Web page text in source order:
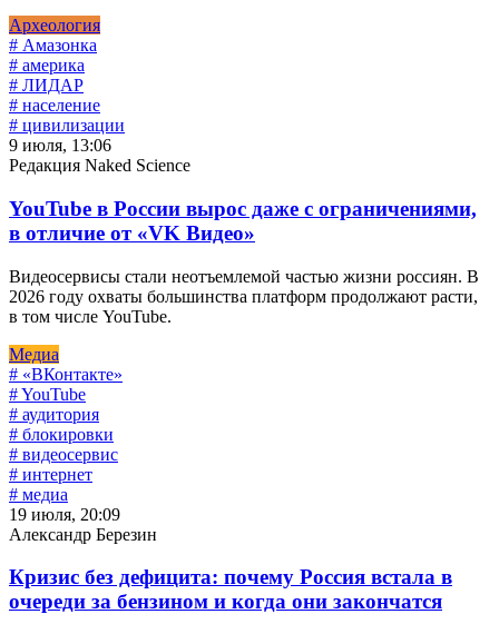
Археология
# Амазонка
# америка
# ЛИДАР
# население
# цивилизации
9 июля, 13:06
Редакция Naked Science
YouTube в России вырос даже с ограничениями,
в отличие от «VK Видео»
Видеосервисы стали неотъемлемой частью жизни россиян. В
2026 году охваты большинства платформ продолжают расти,
в том числе YouTube.
Медиа
# «ВКонтакте»
# YouTube
# аудитория
# блокировки
# видеосервис
# интернет
# медиа
19 июля, 20:09
Александр Березин
Кризис без дефицита: почему Россия встала в
очереди за бензином и когда они закончатся